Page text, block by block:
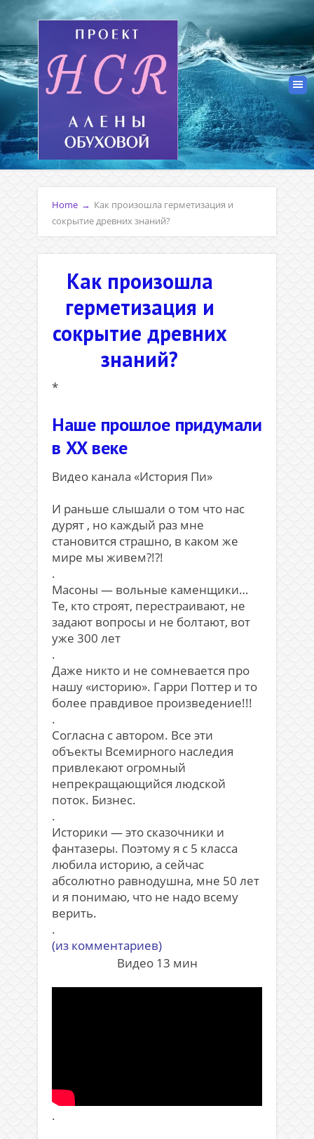
Home → Как произошла герметизация и
сокрытие древних знаний?
Как произошла
герметизация и
сокрытие древних
знаний?
*
Наше прошлое придумали
в XX веке
Видео канала «История Пи»
И раньше слышали о том что нас
дурят , но каждый раз мне
становится страшно, в каком же
мире мы живем?!?!
.
Масоны — вольные каменщики…
Те, кто строят, перестраивают, не
задают вопросы и не болтают, вот
уже 300 лет
.
Даже никто и не сомневается про
нашу «историю». Гарри Поттер и то
более правдивое произведение!!!
.
Согласна с автором. Все эти
объекты Всемирного наследия
привлекают огромный
непрекращающийся людской
поток. Бизнес.
.
Историки — это сказочники и
фантазеры. Поэтому я с 5 класса
любила историю, а сейчас
абсолютно равнодушна, мне 50 лет
и я понимаю, что не надо всему
верить.
.
(из комментариев)
Видео 13 мин
.